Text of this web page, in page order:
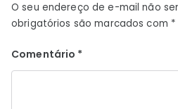
O seu endereço de e-mail não
obrigatórios são marcados com *
Comentário *